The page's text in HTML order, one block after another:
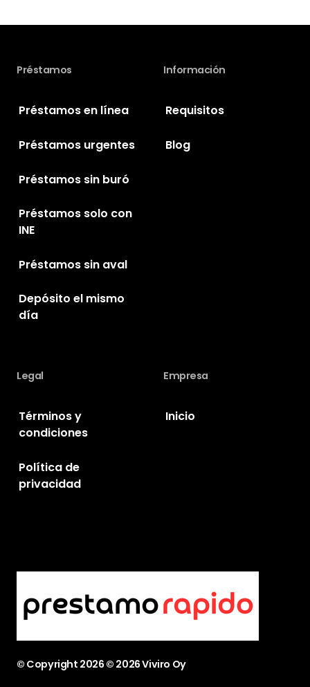
© Copyright 2026 © 2026 Viviro Oy
Préstamos
Préstamos en línea
Préstamos urgentes
Préstamos sin buró
Préstamos solo con
INE
Préstamos sin aval
Depósito el mismo
día
Información
Requisitos
Blog
Legal
Términos y
condiciones
Política de
privacidad
Empresa
Inicio